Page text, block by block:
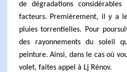
de dégradations
facteurs. Premièrement, il y a
pluies torrentielles. Pour
des rayonnements du soleil
peinture. Ainsi, dans le cas où
volet, faites appel à Lj Rénov.